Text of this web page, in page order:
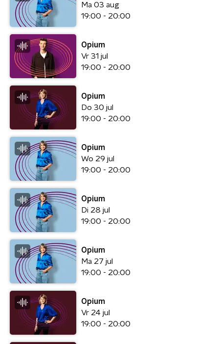
Ma 03 aug
19:00 - 20:00
Opium
Vr 31 jul
19:00 - 20:00
Opium
Do 30 jul
19:00 - 20:00
Opium
Wo 29 jul
19:00 - 20:00
Opium
Di 28 jul
19:00 - 20:00
Opium
Ma 27 jul
19:00 - 20:00
Opium
Vr 24 jul
19:00 - 20:00